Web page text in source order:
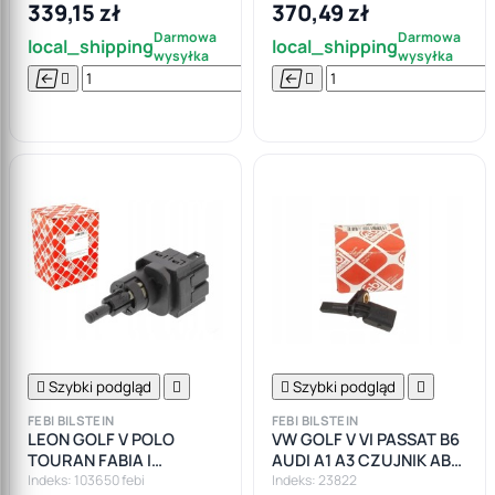
339,15 zł
local_shippingDarmowa
wysyłka
  

370,49 zł
local_shippingDarmowa
wysyłka
 
 Szybki podgląd 
FEBI BILSTEIN
LEON GOLF V POLO
TOURAN FABIA I
WŁĄCZNIK ŚWIATEŁ
Indeks: 103650 febi
 Szybki podgląd 
FEBI BILSTEIN
VW GOLF V VI PASSAT B6
AUDI A1 A3 CZUJNIK ABS
PRAWY PRZÓD
Indeks: 23822